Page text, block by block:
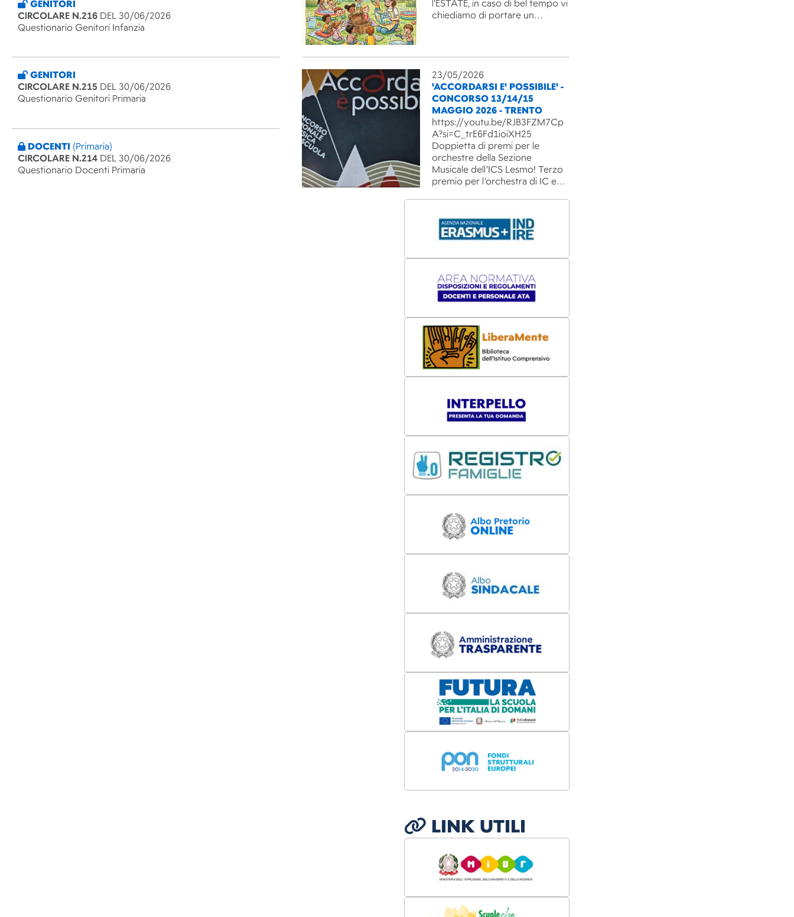
GENITORI
CIRCOLARE N.216 DEL 30/06/2026
Questionario Genitori Infanzia
GENITORI
CIRCOLARE N.215 DEL 30/06/2026
Questionario Genitori Primaria
DOCENTI (Primaria)
CIRCOLARE N.214 DEL 30/06/2026
Questionario Docenti Primaria
l'ESTATE, in caso di bel tempo vi
chiediamo di portare un…
23/05/2026
'ACCORDARSI E' POSSIBILE' -
CONCORSO 13/14/15
MAGGIO 2026 - TRENTO
https://youtu.be/RJB3FZM7Cp
A?si=C_trE6Fd1ioiXH25
Doppietta di premi per le
orchestre della Sezione
Musicale dell’ICS Lesmo! Terzo
premio per l’orchestra di IC e…
LINK UTILI